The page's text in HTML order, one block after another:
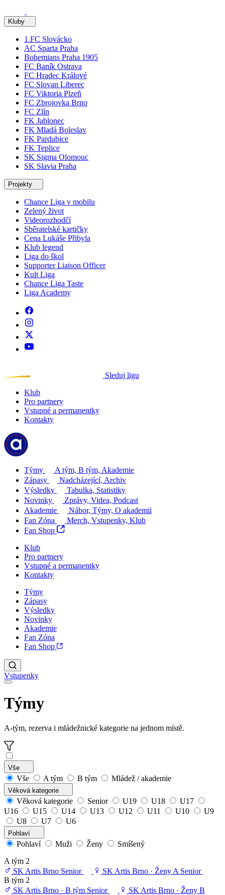
Kluby
1.FC Slovácko
AC Sparta Praha
Bohemians Praha 1905
FC Baník Ostrava
FC Hradec Králové
FC Slovan Liberec
FC Viktoria Plzeň
FC Zbrojovka Brno
FC Zlín
FK Jablonec
FK Mladá Boleslav
FK Pardubice
FK Teplice
SK Sigma Olomouc
SK Slavia Praha
Projekty
Chance Liga v mobilu
Zelený život
Videorozhodčí
Sběratelské kartičky
Cena Lukáše Přibyla
Klub legend
Liga do škol
Supporter Liaison Officer
Kult Liga
Chance Liga Taste
Liga Academy
Sleduj ligu
Klub
Pro partnery
Vstupné a permanentky
Kontakty
Týmy
A tým, B tým, Akademie
Zápasy
Nadcházející, Archiv
Výsledky
Tabulka, Statistiky
Novinky
Zprávy, Videa, Podcast
Akademie
Nábor, Týmy, O akademii
Fan Zóna
Merch, Vstupenky, Klub
Fan Shop
Klub
Pro partnery
Vstupné a permanentky
Kontakty
Týmy
Zápasy
Výsledky
Novinky
Akademie
Fan Zóna
Fan Shop
Vstupenky
Týmy
A-tým, rezerva i mládežnické kategorie na jednom místě.
Vše
Vše A tým B tým Mládež / akademie
Věková kategorie
Věková kategorie Senior U19 U18
U17
U16
U15 U14 U13 U12 U11 U10
U9
U8
U7 U6
Pohlaví
Pohlaví Muži Ženy
Smíšený
A tým 2
SK Artis Brno Senior SK Artis Brno · Ženy A Senior
B tým 2
SK Artis Brno · B tým Senior
SK Artis Brno · Ženy B